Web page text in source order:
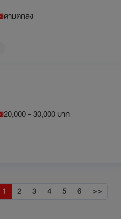
ตามตกลง
20,000 - 30,000 บาท
1 2 3 4 5 6 >>